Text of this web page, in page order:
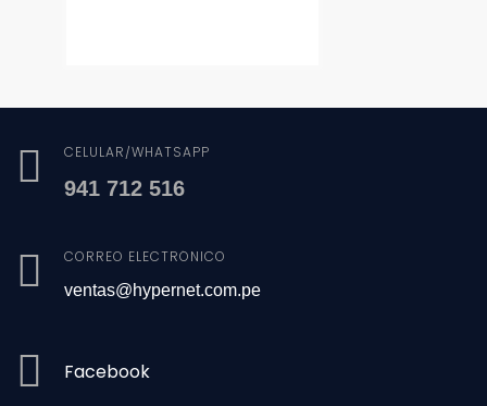
CELULAR/WHATSAPP
941 712 516
CORREO ELECTRÓNICO
ventas@hypernet.com.pe
Facebook